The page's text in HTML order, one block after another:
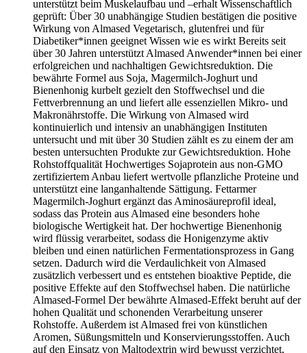
unterstützt beim Muskelaufbau und –erhalt Wissenschaftlich
geprüft: Über 30 unabhängige Studien bestätigen die positive
Wirkung von Almased Vegetarisch, glutenfrei und für
Diabetiker*innen geeignet Wissen wie es wirkt Bereits seit
über 30 Jahren unterstützt Almased Anwender*innen bei einer
erfolgreichen und nachhaltigen Gewichtsreduktion. Die
bewährte Formel aus Soja, Magermilch-Joghurt und
Bienenhonig kurbelt gezielt den Stoffwechsel und die
Fettverbrennung an und liefert alle essenziellen Mikro- und
Makronährstoffe. Die Wirkung von Almased wird
kontinuierlich und intensiv an unabhängigen Instituten
untersucht und mit über 30 Studien zählt es zu einem der am
besten untersuchten Produkte zur Gewichtsreduktion. Hohe
Rohstoffqualität Hochwertiges Sojaprotein aus non-GMO
zertifiziertem Anbau liefert wertvolle pflanzliche Proteine und
unterstützt eine langanhaltende Sättigung. Fettarmer
Magermilch-Joghurt ergänzt das Aminosäureprofil ideal,
sodass das Protein aus Almased eine besonders hohe
biologische Wertigkeit hat. Der hochwertige Bienenhonig
wird flüssig verarbeitet, sodass die Honigenzyme aktiv
bleiben und einen natürlichen Fermentationsprozess in Gang
setzen. Dadurch wird die Verdaulichkeit von Almased
zusätzlich verbessert und es entstehen bioaktive Peptide, die
positive Effekte auf den Stoffwechsel haben. Die natürliche
Almased-Formel Der bewährte Almased-Effekt beruht auf der
hohen Qualität und schonenden Verarbeitung unserer
Rohstoffe. Außerdem ist Almased frei von künstlichen
Aromen, Süßungsmitteln und Konservierungsstoffen. Auch
auf den Einsatz von Maltodextrin wird bewusst verzichtet,